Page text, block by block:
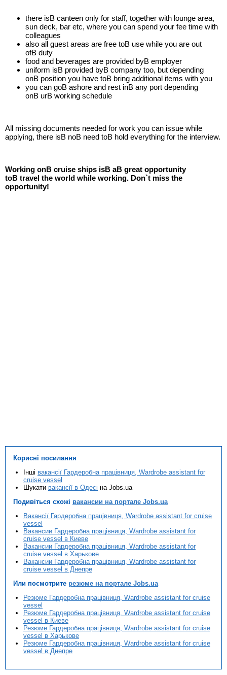
there isВ canteen only for staff, together with lounge area,
sun deck, bar etc, where you can spend your fee time with
colleagues
also all guest areas are free toВ use while you are out
ofВ duty
food and beverages are provided byВ employer
uniform isВ provided byВ company too, but depending
onВ position you have toВ bring additional items with you
you can goВ ashore and rest inВ any port depending
onВ urВ working schedule
All missing documents needed for work you can issue while
applying, there isВ noВ need toВ hold everything for the interview.
Working onВ cruise ships isВ aВ great opportunity
toВ travel the world while working. Don`t miss the
opportunity!
Корисні посилання
Інші вакансії Гардеробна працівниця, Wardrobe assistant for
cruise vessel
Шукати вакансії в Одесі на Jobs.ua
Подивіться схожі вакансии на портале Jobs.ua
Вакансії Гардеробна працівниця, Wardrobe assistant for cruise
vessel
Вакансии Гардеробна працівниця, Wardrobe assistant for
cruise vessel в Киеве
Вакансии Гардеробна працівниця, Wardrobe assistant for
cruise vessel в Харькове
Вакансии Гардеробна працівниця, Wardrobe assistant for
cruise vessel в Днепре
Или посмотрите резюме на портале Jobs.ua
Резюме Гардеробна працівниця, Wardrobe assistant for cruise
vessel
Резюме Гардеробна працівниця, Wardrobe assistant for cruise
vessel в Киеве
Резюме Гардеробна працівниця, Wardrobe assistant for cruise
vessel в Харькове
Резюме Гардеробна працівниця, Wardrobe assistant for cruise
vessel в Днепре